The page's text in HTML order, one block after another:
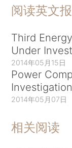
阅读英文
Third
Under
2014年05月15日
Power
2014年05月07日
相关阅读